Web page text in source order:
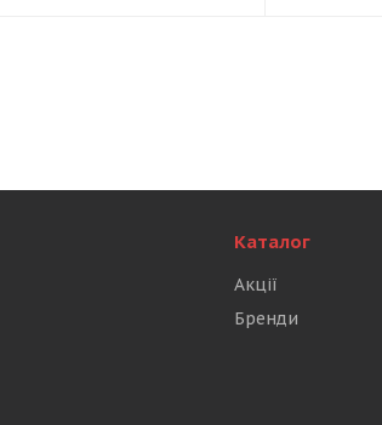
Каталог
Акції
Бренди